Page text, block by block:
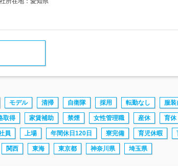
モデル 清掃 自衛隊 採用 転勤なし 服装
取得 家賃補助 禁煙 女性管理職 産休 育休
員 上場 年間休日120日 寮完備 育児休暇
関西 東海 東京都 神奈川県 埼玉県